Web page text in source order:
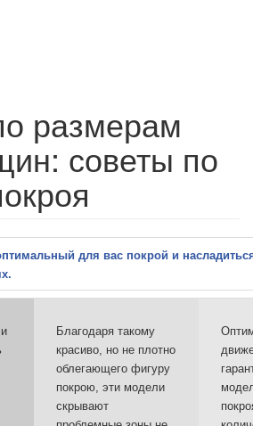
размерам
советы по
для вас покрой и
Благодаря такому
красиво, но не плотно
облегающего фигуру
покрою, эти модели
скрывают